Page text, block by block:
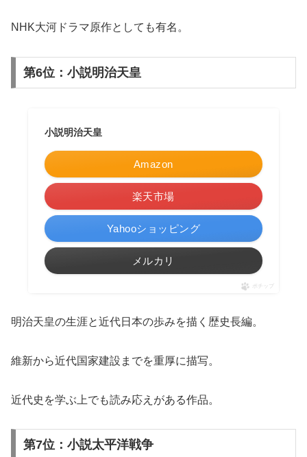
NHK大河ドラマ原作としても有名。
第6位：小説明治天皇
小説明治天皇
Amazon
楽天市場
Yahooショッピング
メルカリ
ポチップ
明治天皇の生涯と近代日本の歩みを描く歴史長編。
維新から近代国家建設までを重厚に描写。
近代史を学ぶ上でも読み応えがある作品。
第7位：小説太平洋戦争